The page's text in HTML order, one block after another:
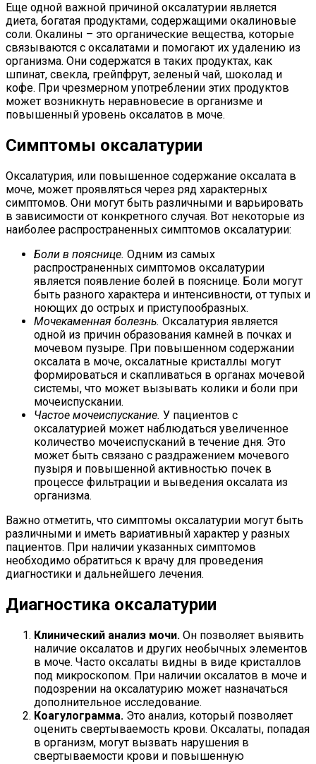
Еще одной важной причиной оксалатурии является
диета, богатая продуктами, содержащими окалиновые
соли. Окалины – это органические вещества, которые
связываются с оксалатами и помогают их удалению из
организма. Они содержатся в таких продуктах, как
шпинат, свекла, грейпфрут, зеленый чай, шоколад и
кофе. При чрезмерном употреблении этих продуктов
может возникнуть неравновесие в организме и
повышенный уровень оксалатов в моче.
Симптомы оксалатурии
Оксалатурия, или повышенное содержание оксалата в
моче, может проявляться через ряд характерных
симптомов. Они могут быть различными и варьировать
в зависимости от конкретного случая. Вот некоторые из
наиболее распространенных симптомов оксалатурии:
Боли в пояснице. Одним из самых
распространенных симптомов оксалатурии
является появление болей в пояснице. Боли могут
быть разного характера и интенсивности, от тупых и
ноющих до острых и приступообразных.
Мочекаменная болезнь. Оксалатурия является
одной из причин образования камней в почках и
мочевом пузыре. При повышенном содержании
оксалата в моче, оксалатные кристаллы могут
формироваться и скапливаться в органах мочевой
системы, что может вызывать колики и боли при
мочеиспускании.
Частое мочеиспускание. У пациентов с
оксалатурией может наблюдаться увеличенное
количество мочеиспусканий в течение дня. Это
может быть связано с раздражением мочевого
пузыря и повышенной активностью почек в
процессе фильтрации и выведения оксалата из
организма.
Важно отметить, что симптомы оксалатурии могут быть
различными и иметь вариативный характер у разных
пациентов. При наличии указанных симптомов
необходимо обратиться к врачу для проведения
диагностики и дальнейшего лечения.
Диагностика оксалатурии
Клинический анализ мочи. Он позволяет выявить
наличие оксалатов и других необычных элементов
в моче. Часто оксалаты видны в виде кристаллов
под микроскопом. При наличии оксалатов в моче и
подозрении на оксалатурию может назначаться
дополнительное исследование.
Коагулограмма. Это анализ, который позволяет
оценить свертываемость крови. Оксалаты, попадая
в организм, могут вызвать нарушения в
свертываемости крови и повышенную